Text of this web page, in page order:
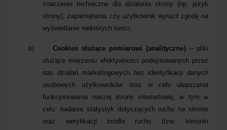
znaczenie techniczne dla działania strony (np. język
strony); zapamiętania czy użytkownik wyraził zgodę na
wyświetlanie niektórych treści,
b) Cookies służące pomiarowi (analityczne)– pliki
służące mierzeniu efektywności podejmowanych przez
nas działań marketingowych bez identyfikacji danych
osobowych użytkowników oraz w celu ulepszania
funkcjonowania naszej strony internetowej, w tym w
celu: badania statystyk dotyczących ruchu na stronie
oraz weryfikacji źródła ruchu (tzw. kierunki